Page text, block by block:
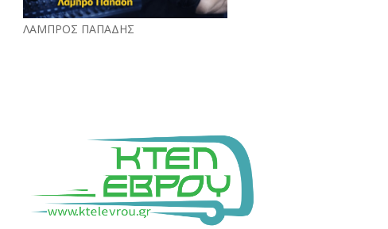
ΛΑΜΠΡΟΣ ΠΑΠΑΔΗΣ